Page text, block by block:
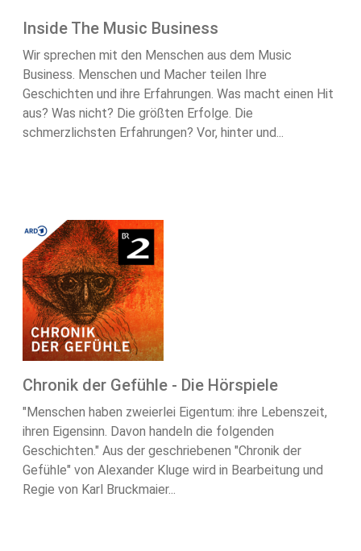
Inside The Music Business
Wir sprechen mit den Menschen aus dem Music
Business. Menschen und Macher teilen Ihre
Geschichten und ihre Erfahrungen. Was macht einen Hit
aus? Was nicht? Die größten Erfolge. Die
schmerzlichsten Erfahrungen? Vor, hinter und...
Chronik der Gefühle - Die Hörspiele
"Menschen haben zweierlei Eigentum: ihre Lebenszeit,
ihren Eigensinn. Davon handeln die folgenden
Geschichten." Aus der geschriebenen "Chronik der
Gefühle" von Alexander Kluge wird in Bearbeitung und
Regie von Karl Bruckmaier...